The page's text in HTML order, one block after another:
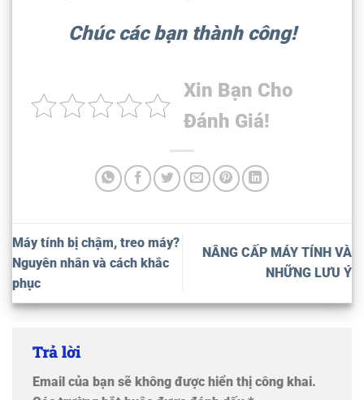
Chúc các bạn thành công!
Xin Bạn Cho
Đánh Giá!
Máy tính bị chậm, treo máy?
Nguyên nhân và cách khắc
phục
NÂNG CẤP MÁY TÍNH VÀ
NHỮNG LƯU Ý
Trả lời
Email của bạn sẽ không được hiển thị công khai.